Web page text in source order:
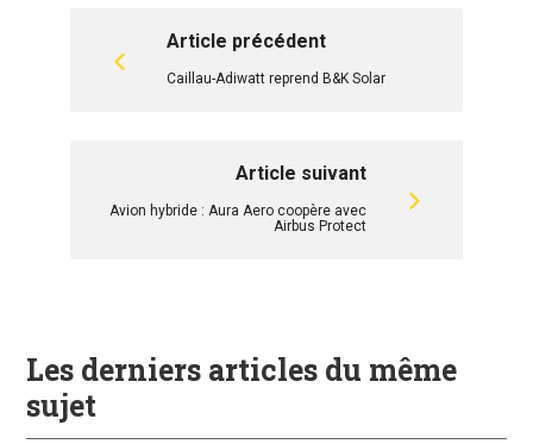
Article précédent
Caillau-Adiwatt reprend B&K Solar
Article suivant
Avion hybride : Aura Aero coopère avec
Airbus Protect
Les derniers articles du même
sujet